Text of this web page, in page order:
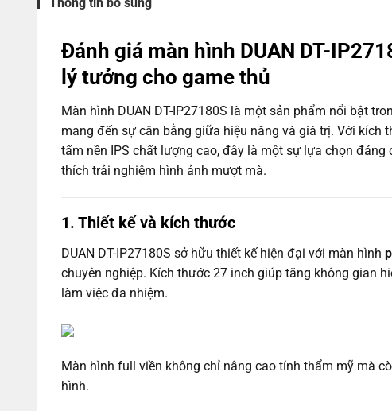
Thông tin bổ sung
Đánh giá màn hình DUAN DT-
lý tưởng cho game thủ
Màn hình DUAN DT-IP27180S là một sản phẩm nổi bật
mang đến sự cân bằng giữa hiệu năng và giá trị. Với kích
tấm nền IPS chất lượng cao, đây là một sự lựa chọn
thích trải nghiệm hình ảnh mượt mà.
1. Thiết kế và kích thước
DUAN DT-IP27180S sở hữu thiết kế hiện đại với màn hình
chuyên nghiệp. Kích thước 27 inch giúp tăng không gian
làm việc đa nhiệm.
Màn hình full viền không chỉ nâng cao tính thẩm mỹ mà
hình.